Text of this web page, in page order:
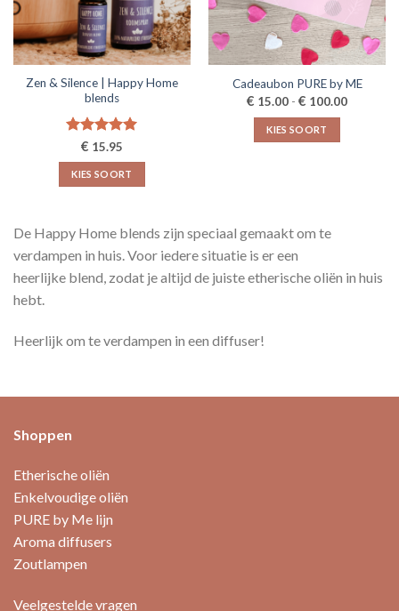
gekozen
worden
op
de
productpagina
gekozen
worden
op
de
productpagina
Zen & Silence | Happy Home
blends
Gewaardeerd
5.00uit 5
€ 15.95
KIES SOORT
heeft
meerdere
variaties.
Deze
gekozen
de
Cadeaubon PURE by ME
€ 15.00 - € 100.00
KIES SOORT
optie
kan
De Happy Home blends zijn speciaal gemaakt om te
verdampen in huis. Voor iedere situatie is er een
heerlijke blend, zodat je altijd de juiste etherische oliën in huis
hebt.
Heerlijk om te verdampen in een diffuser!
Shoppen
Etherische oliën
Enkelvoudige oliën
PURE by Me lijn
Aroma diffusers
Zoutlampen
Veelgestelde vragen